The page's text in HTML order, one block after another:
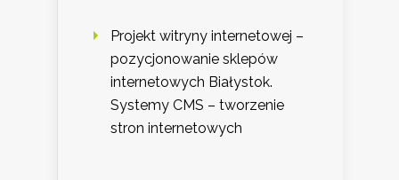
Projekt witryny internetowej –
pozycjonowanie sklepów
internetowych Białystok.
Systemy CMS – tworzenie
stron internetowych